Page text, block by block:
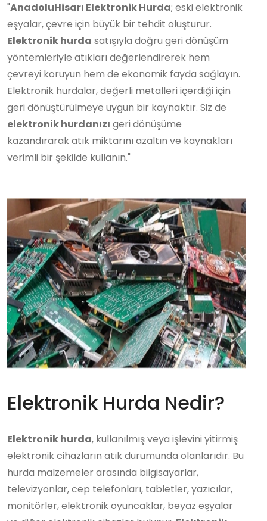
"AnadoluHisarı Elektronik Hurda; eski elektronik
eşyalar, çevre için büyük bir tehdit oluşturur.
Elektronik hurda satışıyla doğru geri dönüşüm
yöntemleriyle atıkları değerlendirerek hem
çevreyi koruyun hem de ekonomik fayda sağlayın.
Elektronik hurdalar, değerli metalleri içerdiği için
geri dönüştürülmeye uygun bir kaynaktır. Siz de
elektronik hurdanızı geri dönüşüme
kazandırarak atık miktarını azaltın ve kaynakları
verimli bir şekilde kullanın."
Elektronik Hurda Nedir?
Elektronik hurda, kullanılmış veya işlevini yitirmiş
elektronik cihazların atık durumunda olanlarıdır. Bu
hurda malzemeler arasında bilgisayarlar,
televizyonlar, cep telefonları, tabletler, yazıcılar,
monitörler, elektronik oyuncaklar, beyaz eşyalar